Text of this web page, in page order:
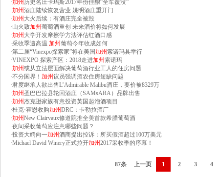
·加州 历史名庄卡玛斯2017年份佳酿“全军覆没”
·加州酒庄陆续恢复营业 姚明酒庄重开门
·加州 大火后续：有酒庄完全被毁
·山火致加州葡萄酒重创 未来酒价将如何发展
·加州 大学开发摩擦学方法评估红酒口感
·采收季遭高温 加州葡萄今年收成如何
·第二届“Vinexpo探索家”将在美国加州索诺玛县举行
·VINEXPO 探索产区：2018走进加州索诺玛
·加州或从立法层面解决葡萄酒行业工人的住房问题
·不分国界！ 加州议员强调酒农住房短缺问题
·君度继承人欲出售L’Admirable Malibu酒庄，要价被8329万
·加州圣巴巴拉县轮回酒庄（SAMsARA）品牌出售
·加州杰克逊家族有意投资英国起泡酒项目
·杜克·霍恩收购加州DRC：卡勒拉酒厂
·加州New Clairvaux修道院推全美首款希腊葡萄酒
·夜间采收葡萄应注意哪些问题？
·投资大鳄向一加州酒商提出控诉：所买假酒超过100万美元
·Michael David Winery正式拉开加州2017采收季的序幕！
87条 上一页 1 2 3 4